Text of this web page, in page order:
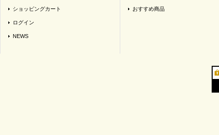
ショッピングカート
ログイン
NEWS
おすすめ商品